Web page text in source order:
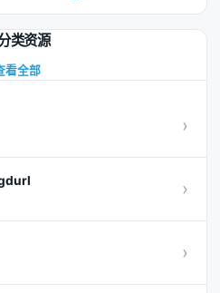
类资源
看全部
›
›
›